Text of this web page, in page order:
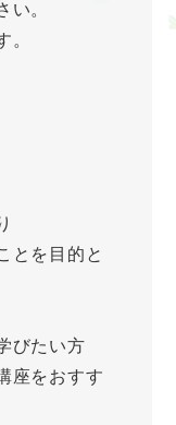
い。
。
とを目的と
びたい方
座をおすす